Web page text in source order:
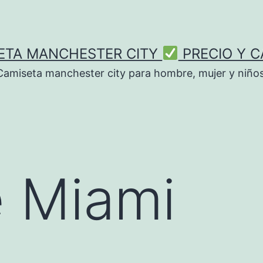
MANCHESTER CITY PRECIO Y
manchester city para hombre, mujer y
Miami